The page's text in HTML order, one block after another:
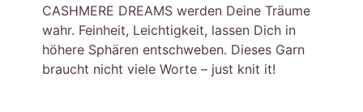
CASHMERE DREAMS werden Deine Träume
wahr. Feinheit, Leichtigkeit, lassen Dich in
höhere Sphären entschweben. Dieses Garn
braucht nicht viele Worte – just knit it!